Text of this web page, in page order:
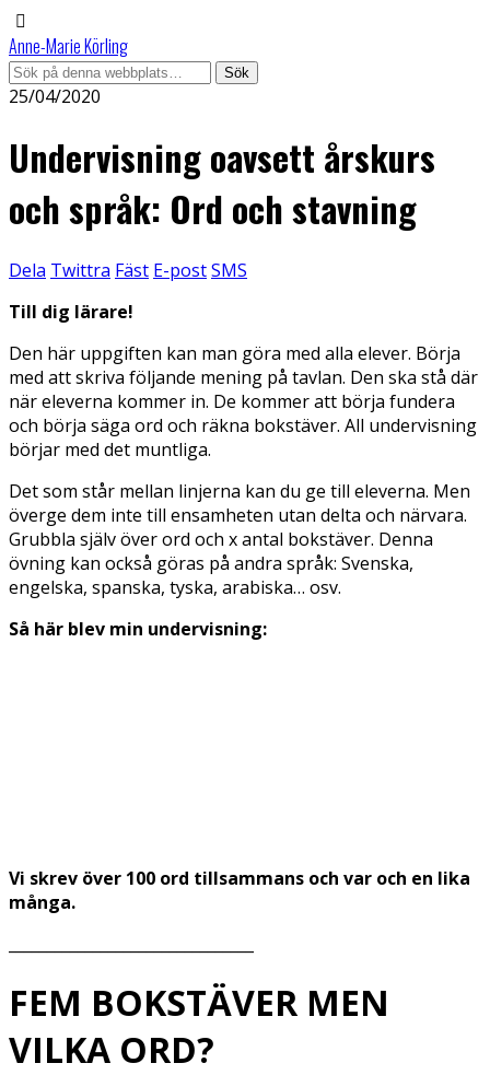
Anne-Marie Körling
25/04/2020
Undervisning oavsett årskurs
och språk: Ord och stavning
Dela Twittra Fäst E-postSMS
Till dig lärare!
Den här uppgiften kan man göra med alla elever. Börja
med att skriva följande mening på tavlan. Den ska stå där
när eleverna kommer in. De kommer att börja fundera
och börja säga ord och räkna bokstäver. All undervisning
börjar med det muntliga.
Det som står mellan linjerna kan du ge till eleverna. Men
överge dem inte till ensamheten utan delta och närvara.
Grubbla själv över ord och x antal bokstäver. Denna
övning kan också göras på andra språk: Svenska,
engelska, spanska, tyska, arabiska… osv.
Så här blev min undervisning:
Vi skrev över 100 ord tillsammans och var och en lika
många.
FEM BOKSTÄVER MEN
VILKA ORD?